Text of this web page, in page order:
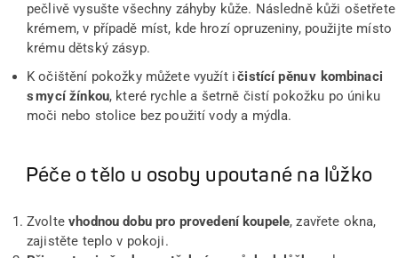
pečlivě vysušte všechny záhyby kůže. Následně kůži ošetřete
krémem, v případě míst, kde hrozí opruzeniny, použijte místo
krému dětský zásyp.
K očištění pokožky můžete využít ičistící pěnu v kombinaci
s mycí žínkou, které rychle a šetrně čistí pokožku po úniku
moči nebo stolice bez použití vody a mýdla.
Péče o tělo u osoby upoutané na lůžko
Zvoltevhodnou dobu pro provedení koupele, zavřete okna,
zajistěte teplo v pokoji.